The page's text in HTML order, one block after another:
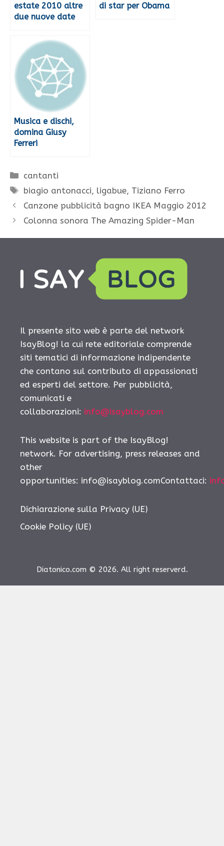
estate 2010 altre
due nuove date
di star per Obama
Musica e dischi,
domina Giusy
Ferreri
Categorie
cantanti
Tag
biagio antonacci, ligabue, Tiziano Ferro
Canzone pubblicità bagno IKEA Maggio 2012
Colonna sonora The Amazing Spider-Man
Il presente sito web è parte del network
IsayBlog! la cui rete editoriale comprende
siti tematici di informazione indipendente
che contano sul contributo di appassionati
ed esperti del settore. Per pubblicità,
comunicati e
collaborazioni: info@isayblog.com
This website is part of the IsayBlog!
network. For advertising, press releases and
other
opportunities: info@isayblog.comContattaci:
Dichiarazione sulla Privacy (UE)
Cookie Policy (UE)
Diatonico.com © 2026. All right reserverd.